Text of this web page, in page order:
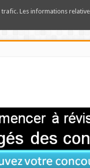
Les informations